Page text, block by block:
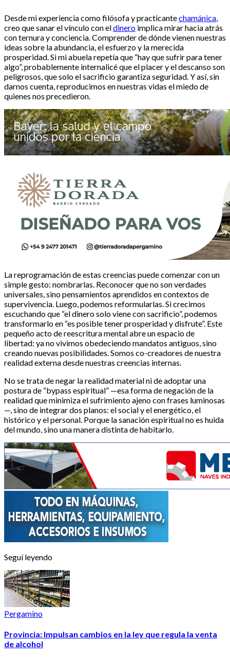
Desde mi experiencia como filósofa y practicantechamánica,
creo que sanar el vínculo con eldinero implica mirar hacia atrás
con ternura y conciencia. Comprender de dónde vienen nuestras
ideas sobre la abundancia, el esfuerzo y la merecida
prosperidad. Si mi abuela repetía que “hay que sufrir para tener
algo”, probablemente internalicé que el placer y el descanso son
peligrosos, que solo el sacrificio garantiza seguridad. Y así, sin
darnos cuenta, reproducimos en nuestras vidas el miedo de
quienes nos precedieron.
La reprogramación de estas creencias puede comenzar con un
simple gesto: nombrarlas. Reconocer que no son verdades
universales, sino pensamientos aprendidos en contextos de
supervivencia. Luego, podemos reformularlas. Si crecimos
escuchando que “el dinero solo viene con sacrificio”, podemos
transformarlo en “es posible tener prosperidad y disfrute”. Este
pequeño acto de reescritura mental abre un espacio de
libertad: ya no vivimos obedeciendo mandatos antiguos, sino
creando nuevas posibilidades. Somos co-creadores de nuestra
realidad externa desde nuestras creencias internas.
No se trata de negar la realidad material ni de adoptar una
postura de “bypass espiritual” —esa forma de negación de la
realidad que minimiza el sufrimiento ajeno con frases luminosas
—, sino de integrar dos planos: el social y el energético, el
histórico y el personal. Porque la sanación espiritual no es huida
del mundo, sino una manera distinta de habitarlo.
Seguí leyendo
Pergamino
Provincia: Impulsan cambios en la ley que regula la venta
de alcohol